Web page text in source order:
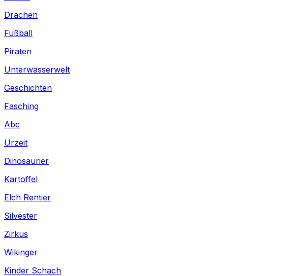
Drachen
Fußball
Piraten
Unterwasserwelt
Geschichten
Fasching
Abc
Urzeit
Dinosaurier
Kartoffel
Elch Rentier
Silvester
Zirkus
Wikinger
Kinder Schach